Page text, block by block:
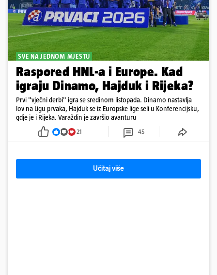
SVE NA JEDNOM MJESTU
Raspored HNL-a i Europe. Kad
igraju Dinamo, Hajduk i Rijeka?
Prvi "vječni derbi" igra se sredinom listopada. Dinamo nastavlja
lov na Ligu prvaka, Hajduk se iz Europske lige seli u Konferencijsku,
gdje je i Rijeka. Varaždin je završio avanturu
21 45
Učitaj više